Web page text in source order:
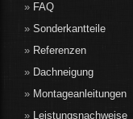
FAQ
Sonderkantteile
Referenzen
Dachneigung
Montageanleitungen
Leistungsnachweise